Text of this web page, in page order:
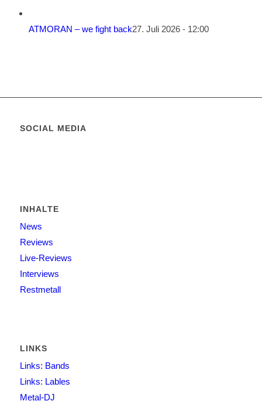
ATMORAN – we fight back27. Juli 2026 - 12:00
SOCIAL MEDIA
INHALTE
News
Reviews
Live-Reviews
Interviews
Restmetall
LINKS
Links: Bands
Links: Lables
Metal-DJ